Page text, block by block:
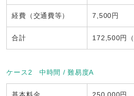
経費（交通費等） 7,500円
合計 172,500円（
ケース2 中時間 / 難易度A